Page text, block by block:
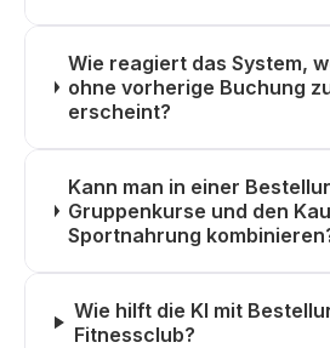
Wie reagiert das System,
ohne vorherige Buchung
erscheint?
Kann man in einer
Gruppenkurse und den
Sportnahrung
Wie hilft die KI mit
Fitnessclub?